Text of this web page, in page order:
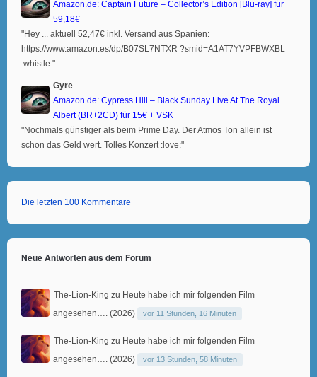
Amazon.de: Captain Future – Collector’s Edition [Blu-ray] für
59,18€
"Hey ... aktuell 52,47€ inkl. Versand aus Spanien:
https://www.amazon.es/dp/B07SL7NTXR ?smid=A1AT7YVPFBWXBL
:whistle:"
Gyre
Amazon.de: Cypress Hill – Black Sunday Live At The Royal
Albert (BR+2CD) für 15€ + VSK
"Nochmals günstiger als beim Prime Day. Der Atmos Ton allein ist
schon das Geld wert. Tolles Konzert :love:"
Die letzten 100 Kommentare
Neue Antworten aus dem Forum
The-Lion-King zu Heute habe ich mir folgenden Film
angesehen…. (2026)
vor 11 Stunden, 16 Minuten
The-Lion-King zu Heute habe ich mir folgenden Film
angesehen…. (2026)
vor 13 Stunden, 58 Minuten